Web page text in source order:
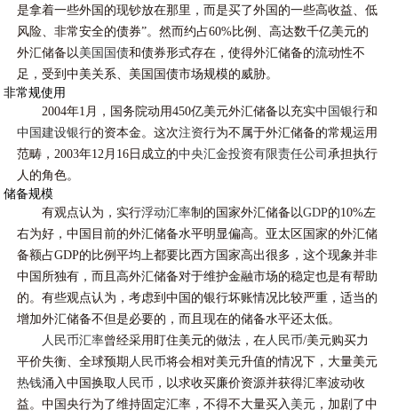
是拿着一些外国的现钞放在那里，而是买了外国的一些高收益、低
风险、非常安全的债券”。然而约占60%比例、高达数千亿美元的
外汇储备以美国国债和债券形式存在，使得外汇储备的流动性不
足，受到中美关系、美国国债市场规模的威胁。
非常规使用
2004年1月，国务院动用450亿美元外汇储备以充实中国银行和
中国建设银行的资本金。这次注资行为不属于外汇储备的常规运用
范畴，2003年12月16日成立的中央汇金投资有限责任公司承担执行
人的角色。
储备规模
有观点认为，实行浮动汇率制的国家外汇储备以GDP的10%左
右为好，中国目前的外汇储备水平明显偏高。亚太区国家的外汇储
备额占GDP的比例平均上都要比西方国家高出很多，这个现象并非
中国所独有，而且高外汇储备对于维护金融市场的稳定也是有帮助
的。有些观点认为，考虑到中国的银行坏账情况比较严重，适当的
增加外汇储备不但是必要的，而且现在的储备水平还太低。
人民币汇率曾经采用盯住美元的做法，在人民币/美元购买力
平价失衡、全球预期 人民币将会相对美元升值的情况下，大量美元
热钱涌入中国换取 人民币 ，以求收买廉价资源并获得汇率波动收
益。中国央行为了维持固定汇率，不得不大量买入 美元 ，加剧了中